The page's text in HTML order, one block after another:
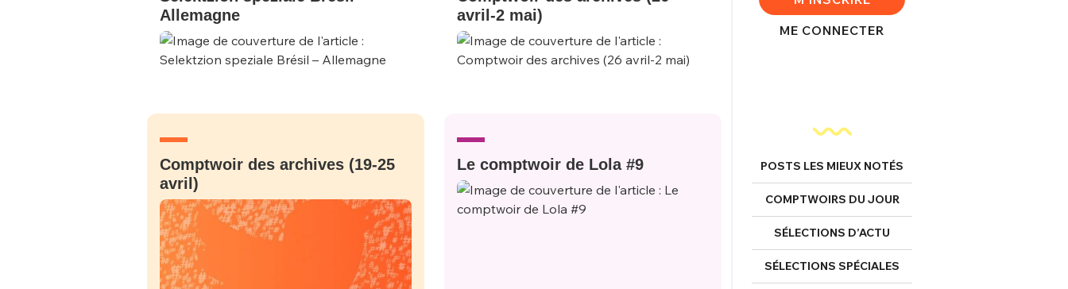
Allemagne
avril-2 mai)
Comptwoir des archives (19-25
avril)
Le comptwoir de Lola #9
ME CONNECTER
POSTS LES MIEUX NOTÉS
COMPTWOIRS DU JOUR
SÉLECTIONS D’ACTU
SÉLECTIONS SPÉCIALES